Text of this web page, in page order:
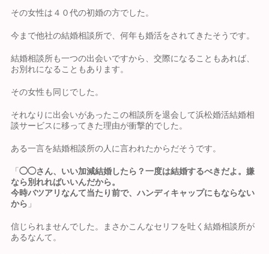
その女性は４０代の初婚の方でした。
今まで他社の結婚相談所で、何年も婚活をされてきたそうです。
結婚相談所も一つの出会いですから、交際になることもあれば、
お別れになることもあります。
その女性も同じでした。
それなりに出会いがあったこの相談所を退会して浜松婚活結婚相
談サービスに移ってきた理由が衝撃的でした。
ある一言を結婚相談所の人に言われたからだそうです。
「◯◯さん、いい加減結婚したら？一度は結婚するべきだよ。嫌
なら別れればいいんだから。
今時バツアリなんて当たり前で、ハンディキャップにもならない
から 」
信じられませんでした。まさかこんなセリフを吐く結婚相談所が
あるなんて。